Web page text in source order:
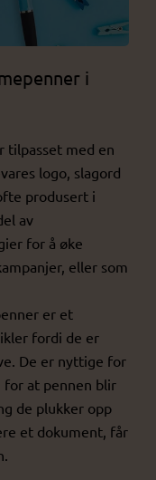
i
tilpasset med en
logo, slagord
produsert i
av
for å øke
eller som
er et
fordi de er
De er nyttige for
for at pennen blir
de plukker opp
et dokument, får